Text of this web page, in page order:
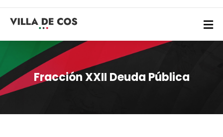
Fracción XXII Deuda Pública